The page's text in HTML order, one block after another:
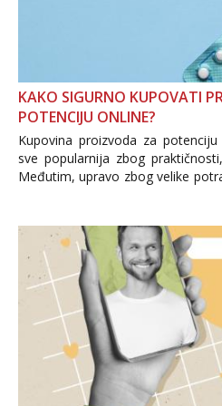
KAKO SIGURNO KUPOVATI
POTENCIJU ONLINE?
Kupovina proizvoda za
sve popularnija zbog
Međutim, upravo zbog velike
i brojni krivotvoreni